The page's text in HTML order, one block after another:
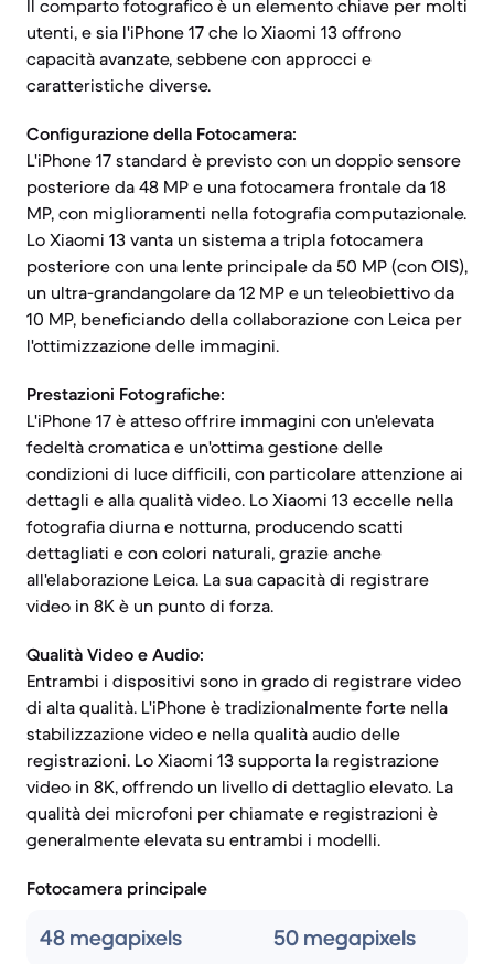
Il comparto fotografico è un elemento chiave per molti
utenti, e sia l'iPhone 17 che lo Xiaomi 13 offrono
capacità avanzate, sebbene con approcci e
caratteristiche diverse.
Configurazione della Fotocamera:
L'iPhone 17 standard è previsto con un doppio sensore
posteriore da 48 MP e una fotocamera frontale da 18
MP, con miglioramenti nella fotografia computazionale.
Lo Xiaomi 13 vanta un sistema a tripla fotocamera
posteriore con una lente principale da 50 MP (con OIS),
un ultra-grandangolare da 12 MP e un teleobiettivo da
10 MP, beneficiando della collaborazione con Leica per
l'ottimizzazione delle immagini.
Prestazioni Fotografiche:
L'iPhone 17 è atteso offrire immagini con un'elevata
fedeltà cromatica e un'ottima gestione delle
condizioni di luce difficili, con particolare attenzione ai
dettagli e alla qualità video. Lo Xiaomi 13 eccelle nella
fotografia diurna e notturna, producendo scatti
dettagliati e con colori naturali, grazie anche
all'elaborazione Leica. La sua capacità di registrare
video in 8K è un punto di forza.
Qualità Video e Audio:
Entrambi i dispositivi sono in grado di registrare video
di alta qualità. L'iPhone è tradizionalmente forte nella
stabilizzazione video e nella qualità audio delle
registrazioni. Lo Xiaomi 13 supporta la registrazione
video in 8K, offrendo un livello di dettaglio elevato. La
qualità dei microfoni per chiamate e registrazioni è
generalmente elevata su entrambi i modelli.
Fotocamera principale
48 megapixels 50 megapixels